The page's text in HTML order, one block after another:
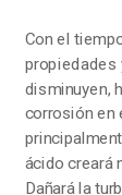
Con el
propiedades
disminuyen,
corrosión en
ácido creará
Dañará la